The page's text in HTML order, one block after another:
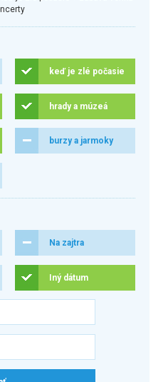
keď je zlé počasie
hrady a múzeá
burzy a jarmoky
Na zajtra
Iný dátum